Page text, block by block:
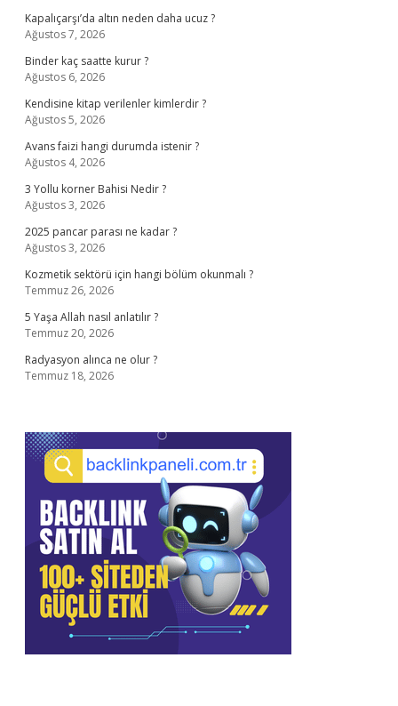
Kapalıçarşı’da altın neden daha ucuz ?
Ağustos 7, 2026
Binder kaç saatte kurur ?
Ağustos 6, 2026
Kendisine kitap verilenler kimlerdir ?
Ağustos 5, 2026
Avans faizi hangi durumda istenir ?
Ağustos 4, 2026
3 Yollu korner Bahisi Nedir ?
Ağustos 3, 2026
2025 pancar parası ne kadar ?
Ağustos 3, 2026
Kozmetik sektörü için hangi bölüm okunmalı ?
Temmuz 26, 2026
5 Yaşa Allah nasıl anlatılır ?
Temmuz 20, 2026
Radyasyon alınca ne olur ?
Temmuz 18, 2026